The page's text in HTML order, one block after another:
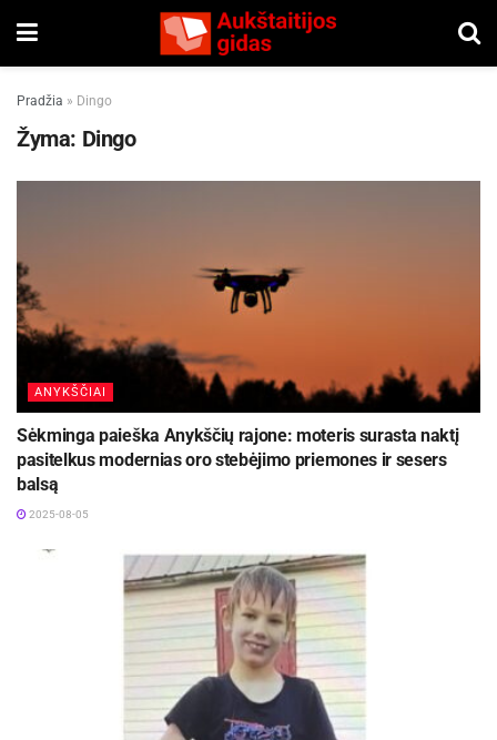
Pradžia » Dingo
Žyma: Dingo
ANYKŠČIAI
Sėkminga paieška Anykščių rajone: moteris surasta naktį
pasitelkus modernias oro stebėjimo priemones ir sesers
balsą
2025-08-05